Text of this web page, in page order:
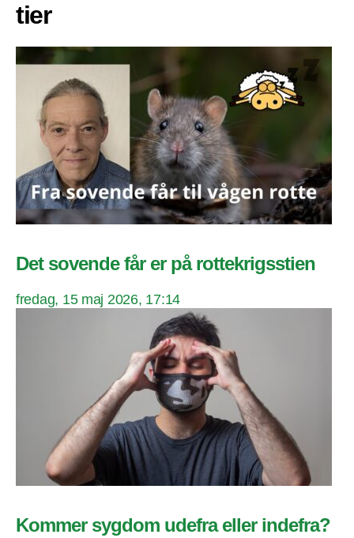
tier
Det sovende får er på rottekrigsstien
fredag, 15 maj 2026, 17:14
Kommer sygdom udefra eller indefra?